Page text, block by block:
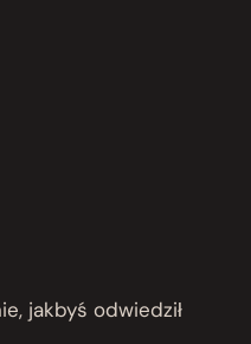
jakbyś odwiedził